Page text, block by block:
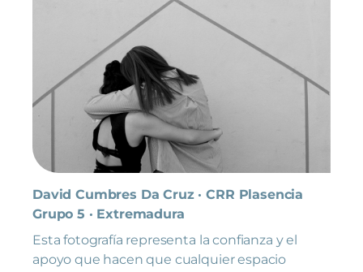
David Cumbres Da Cruz · CRR Plasencia
Grupo 5 · Extremadura
Esta fotografía representa la confianza y el
apoyo que hacen que cualquier espacio